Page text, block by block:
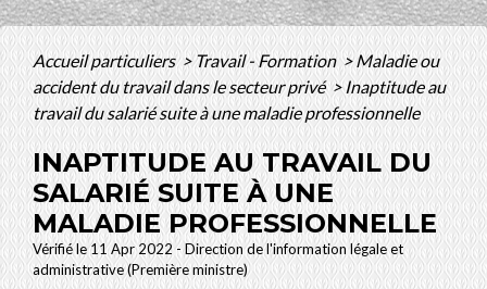
Accueil particuliers> Travail - Formation > Maladie ou
accident du travail dans le secteur privé > Inaptitude au
travail du salarié suite à une maladie professionnelle
INAPTITUDE AU TRAVAIL DU
SALARIÉ SUITE À UNE
MALADIE PROFESSIONNELLE
Vérifié le 11 Apr 2022 - Direction de l'information légale et
administrative (Première ministre)